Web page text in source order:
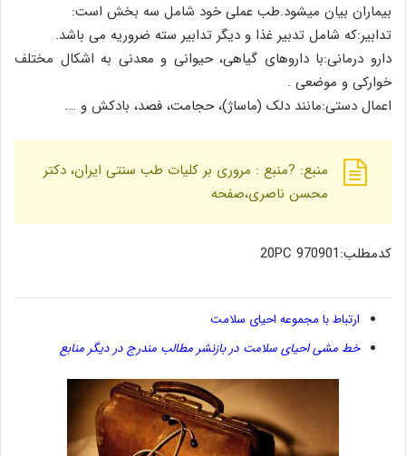
بیماران بیان میشود.طب عملی خود شامل سه بخش است:
تدابیر:که شامل تدبیر غذا و دیگر تدابیر سته ضروریه می باشد.
دارو درمانی:با داروهای گیاهی، حیوانی و معدنی به اشکال مختلف
خوارکی و موضعی .
اعمال دستی:مانند دلک (ماساژ)، حجامت، فصد، بادکش و ….
منبع: ?منبع : مروری بر کلیات طب سنتی ایران، دکتر
محسن ناصری،صفحه
کدمطلب:970901 20PC
ارتباط با مجموعه احیای سلامت
خط مشی احیای سلامت در بازنشر مطالب مندرج در دیگر منابع